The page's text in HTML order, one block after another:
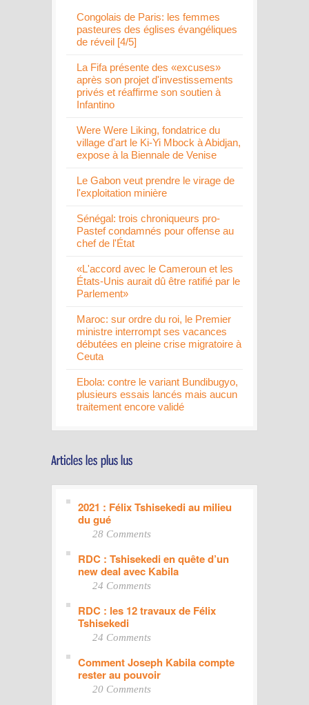
Congolais de Paris: les femmes
pasteures des églises évangéliques
de réveil [4/5]
La Fifa présente des «excuses»
après son projet d'investissements
privés et réaffirme son soutien à
Infantino
Were Were Liking, fondatrice du
village d'art le Ki-Yi Mbock à Abidjan,
expose à la Biennale de Venise
Le Gabon veut prendre le virage de
l'exploitation minière
Sénégal: trois chroniqueurs pro-
Pastef condamnés pour offense au
chef de l'État
«L'accord avec le Cameroun et les
États-Unis aurait dû être ratifié par le
Parlement»
Maroc: sur ordre du roi, le Premier
ministre interrompt ses vacances
débutées en pleine crise migratoire à
Ceuta
Ebola: contre le variant Bundibugyo,
plusieurs essais lancés mais aucun
traitement encore validé
2021 : Félix Tshisekedi au milieu
du gué
28 Comments
RDC : Tshisekedi en quête d’un
new deal avec Kabila
24 Comments
RDC : les 12 travaux de Félix
Tshisekedi
24 Comments
Comment Joseph Kabila compte
rester au pouvoir
20 Comments